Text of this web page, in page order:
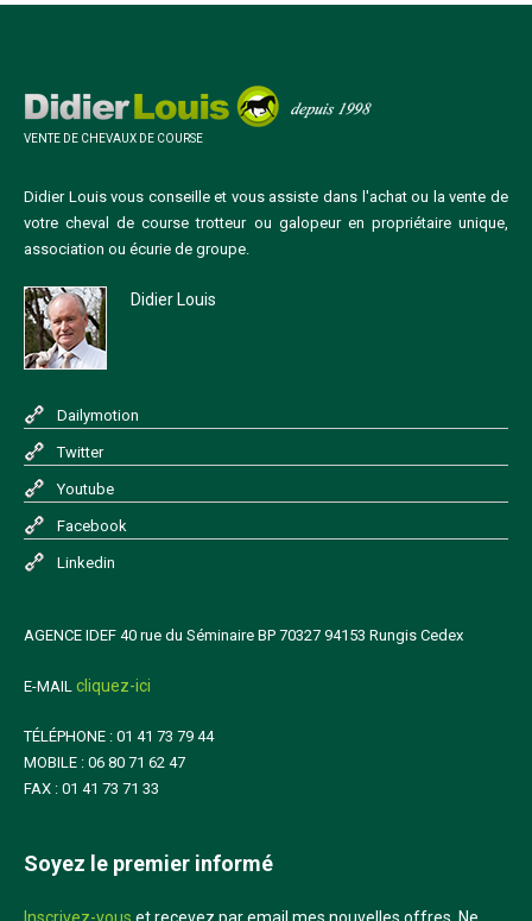
VENTE DE CHEVAUX DE COURSE
Didier Louis vous conseille et vous assiste dans l'achat ou la vente de
votre cheval de course trotteur ou galopeur en propriétaire unique,
association ou écurie de groupe.
Didier Louis
Dailymotion
Twitter
Youtube
Facebook
Linkedin
AGENCE IDEF 40 rue du Séminaire BP 70327 94153 Rungis Cedex
E-MAIL cliquez-ici
TÉLÉPHONE : 01 41 73 79 44
MOBILE : 06 80 71 62 47
FAX : 01 41 73 71 33
Soyez le premier informé